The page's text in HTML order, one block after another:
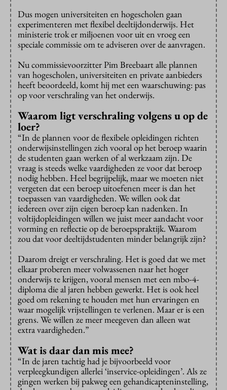
Dus mogen universiteiten en hogescholen gaan
experimenteren met flexibel deeltijdonderwijs. Het
ministerie trok er miljoenen voor uit en vroeg een
speciale commissie om te adviseren over de aanvragen.
Nu commissievoorzitter Pim Breebaart alle plannen
van hogescholen, universiteiten en private aanbieders
heeft beoordeeld, komt hij met een waarschuwing: pas
op voor verschraling van het onderwijs.
Waarom ligt verschraling volgens u op de
loer?
“In de plannen voor de flexibele opleidingen richten
onderwijsinstellingen zich vooral op het beroep waarin
de studenten gaan werken of al werkzaam zijn. De
vraag is steeds welke vaardigheden ze voor dat beroep
nodig hebben. Heel begrijpelijk, maar we moeten niet
vergeten dat een beroep uitoefenen meer is dan het
toepassen van vaardigheden. We willen ook dat
iedereen over zijn eigen beroep kan nadenken. In
voltijdopleidingen willen we juist meer aandacht voor
vorming en reflectie op de beroepspraktijk. Waarom
zou dat voor deeltijdstudenten minder belangrijk zijn?
Daarom dreigt er verschraling. Het is goed dat we met
elkaar proberen meer volwassenen naar het hoger
onderwijs te krijgen, vooral mensen met een mbo-4-
diploma die al jaren hebben gewerkt. Het is ook heel
goed om rekening te houden met hun ervaringen en
waar mogelijk vrijstellingen te verlenen. Maar er is een
grens. We willen ze meer meegeven dan alleen wat
extra vaardigheden.”
Wat is daar dan mis mee?
“In de jaren tachtig had je bijvoorbeeld voor
verpleegkundigen allerlei ‘inservice-opleidingen’. Als ze
gingen werken bij pakweg een gehandicapteninstelling,